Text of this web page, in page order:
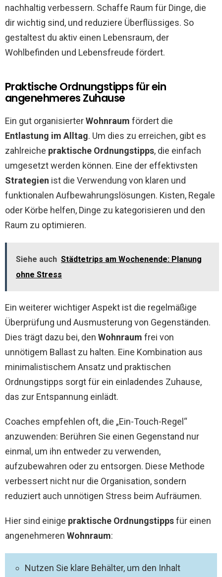
nachhaltig verbessern. Schaffe Raum für Dinge, die
dir wichtig sind, und reduziere Überflüssiges. So
gestaltest du aktiv einen Lebensraum, der
Wohlbefinden und Lebensfreude fördert.
Praktische Ordnungstipps für ein
angenehmeres Zuhause
Ein gut organisierterWohnraum fördert die
Entlastung im Alltag. Um dies zu erreichen, gibt es
zahlreiche praktische Ordnungstipps, die einfach
umgesetzt werden können. Eine der effektivsten
Strategien ist die Verwendung von klaren und
funktionalen Aufbewahrungslösungen. Kisten, Regale
oder Körbe helfen, Dinge zu kategorisieren und den
Raum zu optimieren.
Siehe auch Städtetrips am Wochenende: Planung
ohne Stress
Ein weiterer wichtiger Aspekt ist die regelmäßige
Überprüfung und Ausmusterung von Gegenständen.
Dies trägt dazu bei, den Wohnraum frei von
unnötigem Ballast zu halten. Eine Kombination aus
minimalistischem Ansatz und praktischen
Ordnungstipps sorgt für ein einladendes Zuhause,
das zur Entspannung einlädt.
Coaches empfehlen oft, die „Ein-Touch-Regel“
anzuwenden: Berühren Sie einen Gegenstand nur
einmal, um ihn entweder zu verwenden,
aufzubewahren oder zu entsorgen. Diese Methode
verbessert nicht nur die Organisation, sondern
reduziert auch unnötigen Stress beim Aufräumen.
Hier sind einige praktische Ordnungstippsfür einen
angenehmeren Wohnraum:
Nutzen Sie klare Behälter, um den Inhalt